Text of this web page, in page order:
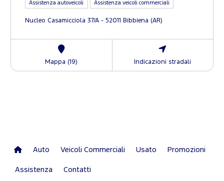
Assistenza autoveicoli Assistenza veicoli commerciali
Nucleo Casamicciola 37/A - 52011 Bibbiena (AR)
Mappa (19) Indicazioni stradali
Auto Veicoli Commerciali Usato Promozioni
Assistenza Contatti